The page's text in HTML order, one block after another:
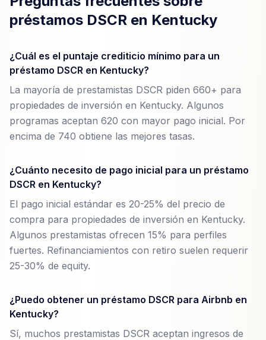
préstamos DSCR en Kentucky
¿Cuál es el puntaje crediticio mínimo para un
préstamo DSCR en Kentucky?
La mayoría de prestamistas DSCR piden 660+ para
propiedades de inversión en Kentucky. Algunos
programas aceptan 620 con mayor pago inicial. Por
encima de 740 obtiene las mejores tasas.
¿Cuánto necesito de pago inicial para un préstamo
DSCR en Kentucky?
El pago inicial estándar es 20-25% del precio de
compra para propiedades de inversión en Kentucky.
Algunos prestamistas ofrecen 15% para perfiles
fuertes. Refinanciamientos con retiro suelen requerir
25-30% de equity.
¿Puedo obtener un préstamo DSCR para Airbnb en
Kentucky?
Sí, muchos prestamistas DSCR aceptan ingresos de